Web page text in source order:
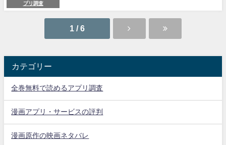
プリ調査
1 / 6
カテゴリー
全巻無料で読めるアプリ調査
漫画アプリ・サービスの評判
漫画原作の映画ネタバレ